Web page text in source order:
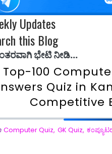
Updates
this Blog
Top-100
Quiz in
Competitive
Computer Quiz, GK Quiz,